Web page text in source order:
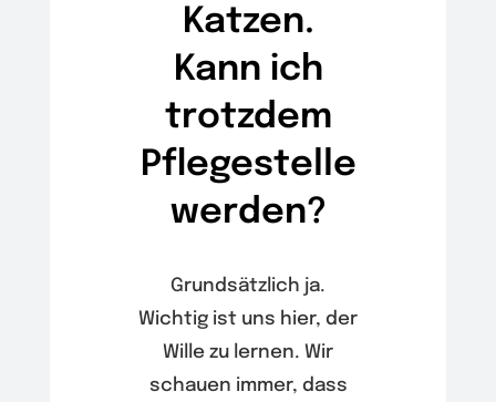
Katzen.
Kann ich
trotzdem
Pflegestelle
werden?
Grundsätzlich ja.
Wichtig ist uns hier, der
Wille zu lernen. Wir
schauen immer, dass